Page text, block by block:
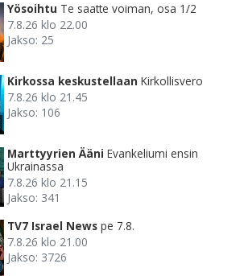
Yösoihtu Te saatte voiman, osa 1/2
7.8.26 klo 22.00
Jakso: 25
Kirkossa keskustellaan Kirkollisvero
7.8.26 klo 21.45
Jakso: 106
Marttyyrien Ääni Evankeliumi ensin
Ukrainassa
7.8.26 klo 21.15
Jakso: 341
TV7 Israel News pe 7.8.
7.8.26 klo 21.00
Jakso: 3726